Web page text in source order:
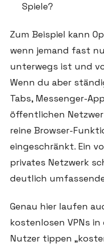
Spiele?
Zum Beispiel kann
wenn jemand fast
unterwegs ist und
Wenn du aber
Tabs, Messenger-
öffentlichen
reine Browser-
eingeschränkt. Ein
privates Netzwerk
deutlich
Genau hier laufen
kostenlosen VPNs
Nutzer tippen